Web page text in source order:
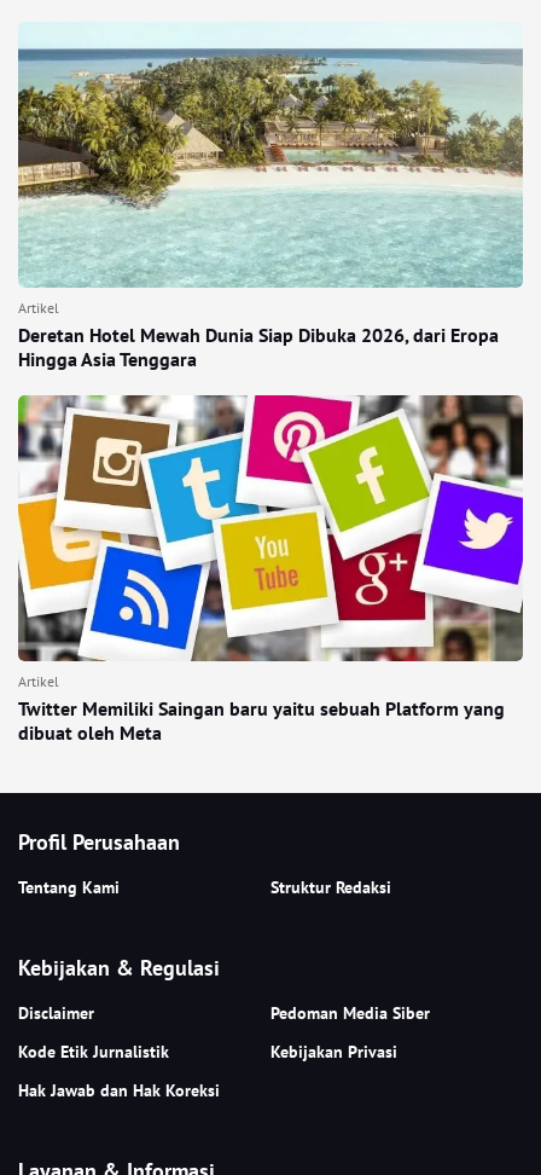
Artikel
Deretan Hotel Mewah Dunia Siap Dibuka 2026, dari Eropa
Hingga Asia Tenggara
Artikel
Twitter Memiliki Saingan baru yaitu sebuah Platform yang
dibuat oleh Meta
Profil Perusahaan
Tentang Kami Struktur Redaksi
Kebijakan & Regulasi
Disclaimer
Pedoman Media Siber
Kode Etik Jurnalistik
Kebijakan Privasi
Hak Jawab dan Hak Koreksi